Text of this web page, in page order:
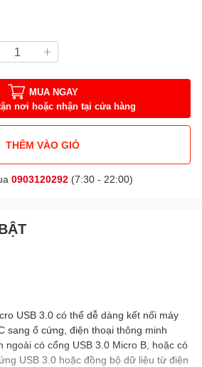
MUA NGAY
nơi hoặc nhận tại cửa hàng
THÊM VÀO GIỎ
0903120292(7:30 - 22:00)
USB 3.0 có thể dễ dàng kết nối máy
sang ổ cứng, điện thoại thông minh
ngoài có cổng USB 3.0 Micro B, hoặc có
USB 3.0 hoặc đồng bộ dữ liệu từ điện